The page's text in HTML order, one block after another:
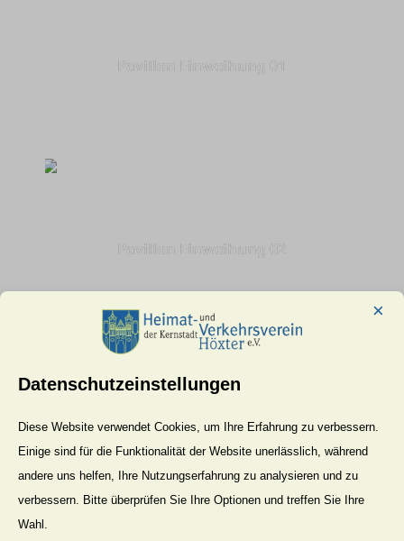
Pavillon Einweihung 03
Datenschutzeinstellungen
×
Diese Website verwendet Cookies, um Ihre Erfahrung zu verbessern.
Einige sind für die Funktionalität der Website unerlässlich, während
andere uns helfen, Ihre Nutzungserfahrung zu analysieren und zu
verbessern. Bitte überprüfen Sie Ihre Optionen und treffen Sie Ihre
Wahl.